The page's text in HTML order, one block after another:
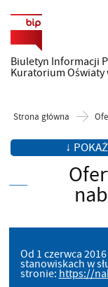
Biuletyn Informacji
Kuratorium Oświaty
Strona główna
↓
Od 1 czerwca
stanowiskach w
stronie: https://